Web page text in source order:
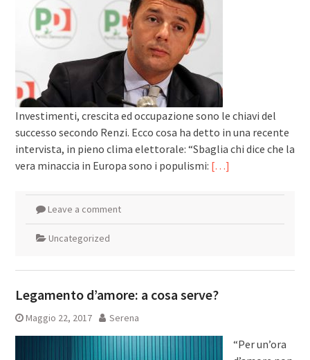
Investimenti, crescita ed occupazione sono le chiavi del
successo secondo Renzi. Ecco cosa ha detto in una recente
intervista, in pieno clima elettorale: “Sbaglia chi dice che la
vera minaccia in Europa sono i populismi: […]
Leave a comment
Uncategorized
Legamento d’amore: a cosa serve?
Maggio 22, 2017 Serena
“Per un’ora